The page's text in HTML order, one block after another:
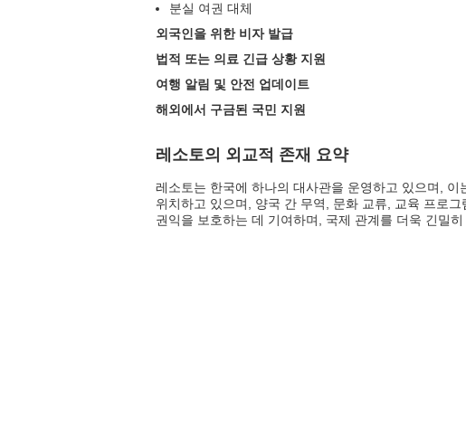
분실 여권 대체
외국인을 위한 비자 발급
법적 또는 의료 긴급 상황 지원
여행 알림 및 안전 업데이트
해외에서 구금된 국민 지원
레소토의 외교적 존재 요약
레소토는 한국에 하나의 대사관을 운영하고 있으며,
위치하고 있으며, 양국 간 무역, 문화 교류, 교육 프로
권익을 보호하는 데 기여하며, 국제 관계를 더욱 긴밀